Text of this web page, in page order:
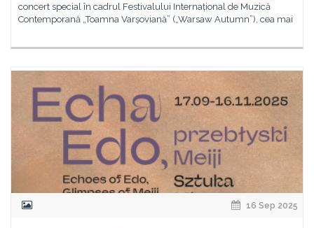
concert special în cadrul Festivalului Internațional de Muzică
Contemporană „Toamna Varșoviană” („Warsaw Autumn”), cea mai
16 Sep 2025